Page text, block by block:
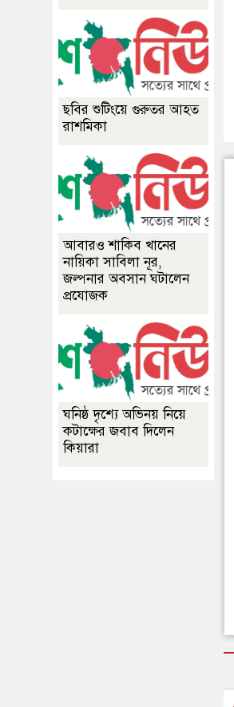
ছবির শুটিংয়ে গুরুতর আহত
রাশমিকা
আবারও শাকিব খানের
নায়িকা সাবিলা নূর,
জল্পনার অবসান ঘটালেন
প্রযোজক
ঘনিষ্ঠ দৃশ্যে অভিনয় নিয়ে
কটাক্ষের জবাব দিলেন
কিয়ারা